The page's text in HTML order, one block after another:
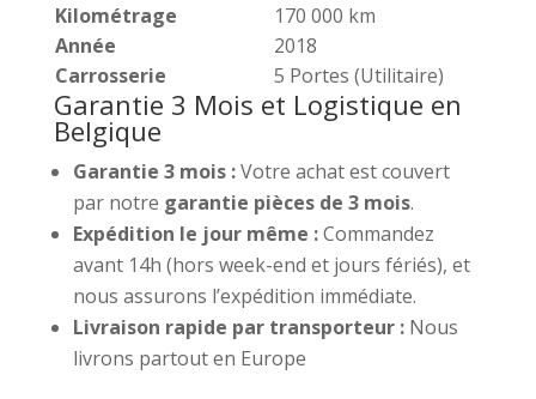
Kilométrage
170 000 km
Année
2018
Carrosserie
5 Portes (Utilitaire)
Garantie 3 Mois et Logistique en
Belgique
Garantie 3 mois :Votre achat est couvert
par notre garantie pièces de 3 mois.
Expédition le jour même :Commandez
avant 14h (hors week-end et jours fériés), et
nous assurons l’expédition immédiate.
Livraison rapide par transporteur :Nous
livrons partout en Europe